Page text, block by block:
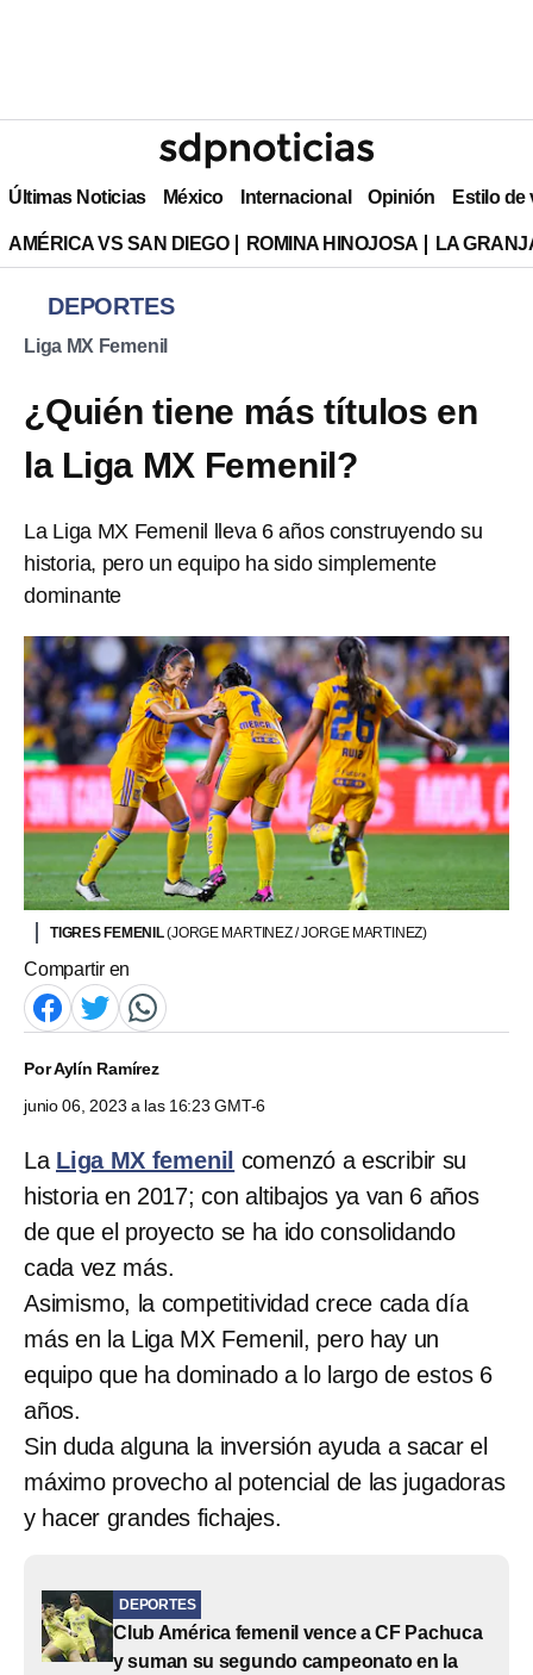
Últimas Noticias México Internacional Opinión Estilo de
AMÉRICA VS SAN DIEGO ROMINA HINOJOSA LA
DEPORTES
Liga MX Femenil
¿Quién tiene más títulos en
la Liga MX Femenil?
La Liga MX Femenil lleva 6 años construyendo su
historia, pero un equipo ha sido simplemente
dominante
TIGRES FEMENIL(JORGE MARTINEZ / JORGE MARTINEZ)
Compartir en
PorAylín Ramírez
junio 06, 2023 a las 16:23 GMT-6
La Liga MX femenil comenzó a escribir su
historia en 2017; con altibajos ya van 6 años
de que el proyecto se ha ido consolidando
cada vez más.
Asimismo, la competitividad crece cada día
más en la Liga MX Femenil, pero hay un
equipo que ha dominado a lo largo de estos 6
años.
Sin duda alguna la inversión ayuda a sacar el
máximo provecho al potencial de las jugadoras
y hacer grandes fichajes.
DEPORTES
Club América femenil vence a CF Pachuca
y suman su segundo campeonato en la